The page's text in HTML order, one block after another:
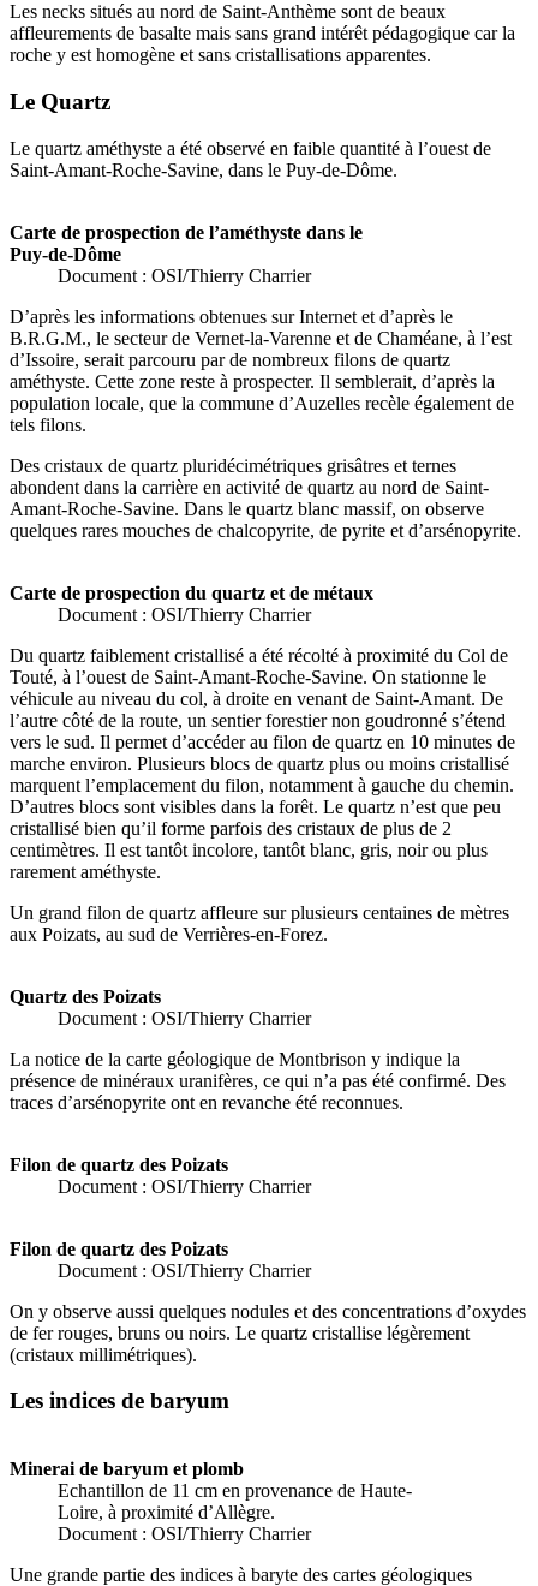
Les necks situés au nord de Saint-Anthème sont de beaux
affleurements de basalte mais sans grand intérêt pédagogique car la
roche y est homogène et sans cristallisations apparentes.
Le Quartz
Le quartz améthyste a été observé en faible quantité à l’ouest de
Saint-Amant-Roche-Savine, dans le Puy-de-Dôme.
Carte de prospection de l’améthyste dans le
Puy-de-Dôme
Document : OSI/Thierry Charrier
D’après les informations obtenues sur Internet et d’après le
B.R.G.M., le secteur de Vernet-la-Varenne et de Chaméane, à l’est
d’Issoire, serait parcouru par de nombreux filons de quartz
améthyste. Cette zone reste à prospecter. Il semblerait, d’après la
population locale, que la commune d’Auzelles recèle également de
tels filons.
Des cristaux de quartz pluridécimétriques grisâtres et ternes
abondent dans la carrière en activité de quartz au nord de Saint-
Amant-Roche-Savine. Dans le quartz blanc massif, on observe
quelques rares mouches de chalcopyrite, de pyrite et d’arsénopyrite.
Carte de prospection du quartz et de métaux
Document : OSI/Thierry Charrier
Du quartz faiblement cristallisé a été récolté à proximité du Col de
Touté, à l’ouest de Saint-Amant-Roche-Savine. On stationne le
véhicule au niveau du col, à droite en venant de Saint-Amant. De
l’autre côté de la route, un sentier forestier non goudronné s’étend
vers le sud. Il permet d’accéder au filon de quartz en 10 minutes de
marche environ. Plusieurs blocs de quartz plus ou moins cristallisé
marquent l’emplacement du filon, notamment à gauche du chemin.
D’autres blocs sont visibles dans la forêt. Le quartz n’est que peu
cristallisé bien qu’il forme parfois des cristaux de plus de 2
centimètres. Il est tantôt incolore, tantôt blanc, gris, noir ou plus
rarement améthyste.
Un grand filon de quartz affleure sur plusieurs centaines de mètres
aux Poizats, au sud de Verrières-en-Forez.
Quartz des Poizats
Document : OSI/Thierry Charrier
La notice de la carte géologique de Montbrison y indique la
présence de minéraux uranifères, ce qui n’a pas été confirmé. Des
traces d’arsénopyrite ont en revanche été reconnues.
Filon de quartz des Poizats
Document : OSI/Thierry Charrier
Filon de quartz des Poizats
Document : OSI/Thierry Charrier
On y observe aussi quelques nodules et des concentrations d’oxydes
de fer rouges, bruns ou noirs. Le quartz cristallise légèrement
(cristaux millimétriques).
Les indices de baryum
Minerai de baryum et plomb
Echantillon de 11 cm en provenance de Haute-
Loire, à proximité d’Allègre.
Document : OSI/Thierry Charrier
Une grande partie des indices à baryte des cartes géologiques